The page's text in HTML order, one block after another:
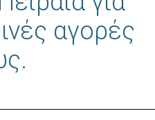
αγορές